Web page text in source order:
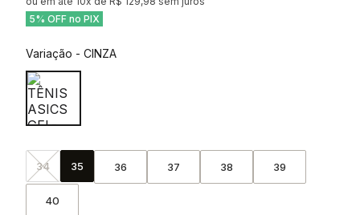
5% OFF no PIX
Variação - CINZA
34 35 36 37 38 39
40